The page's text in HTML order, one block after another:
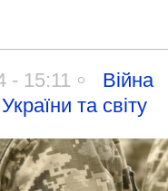
- 15:11
Війна
та світу